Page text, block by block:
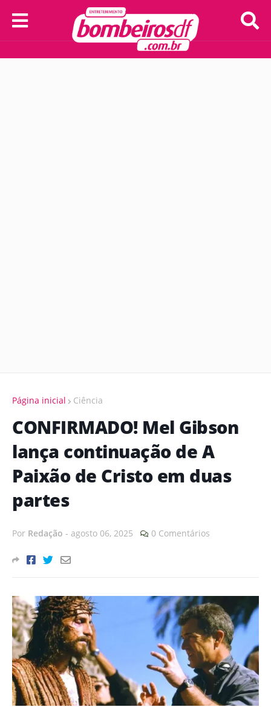
Página inicial Ciência
CONFIRMADO! Mel Gibson
lança continuação de A
Paixão de Cristo em duas
partes
Por Redação - agosto 06, 2025 0 Comentários